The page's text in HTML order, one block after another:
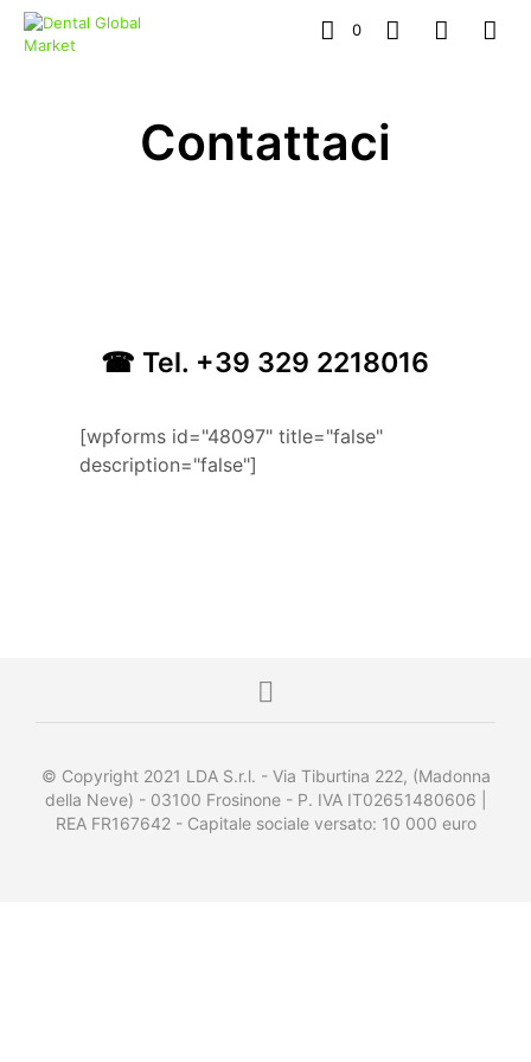
0
Contattaci
☎ Tel. +39 329 2218016
[wpforms id="48097" title="false"
description="false"]
© Copyright 2021 LDA S.r.l. - Via Tiburtina 222, (Madonna
della Neve) - 03100 Frosinone - P. IVA IT02651480606 |
REA FR167642 - Capitale sociale versato: 10 000 euro